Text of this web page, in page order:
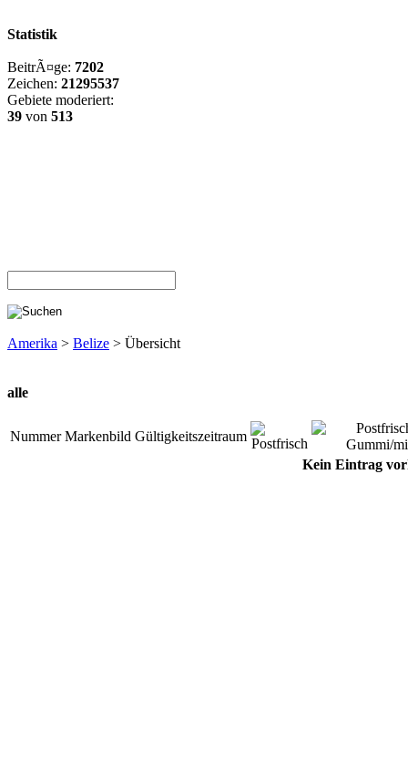
Statistik
BeitrÃ¤ge: 7202
Zeichen: 21295537
Gebiete moderiert:
39 von 513
Amerika > Belize > Übersicht
alle
Nummer Markenbild Gültigkeitszeitraum
Kein Eintrag